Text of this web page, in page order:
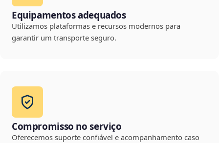
Equipamentos adequados
Utilizamos plataformas e recursos modernos para
garantir um transporte seguro.
Compromisso no serviço
Oferecemos suporte confiável e acompanhamento caso